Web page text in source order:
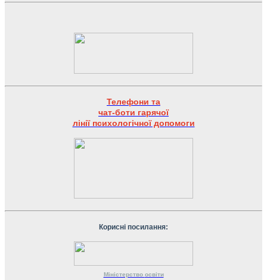
Телефони та
чат-боти гарячої
лінії психологічної допомоги
Корисні посилання:
Міністерство освіти